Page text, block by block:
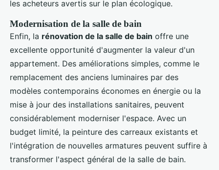
les acheteurs avertis sur le plan écologique.
Modernisation de la salle de bain
Enfin, la rénovation de la salle de bain offre une
excellente opportunité d'augmenter la valeur d'un
appartement. Des améliorations simples, comme le
remplacement des anciens luminaires par des
modèles contemporains économes en énergie ou la
mise à jour des installations sanitaires, peuvent
considérablement moderniser l'espace. Avec un
budget limité, la peinture des carreaux existants et
l'intégration de nouvelles armatures peuvent suffire à
transformer l'aspect général de la salle de bain.